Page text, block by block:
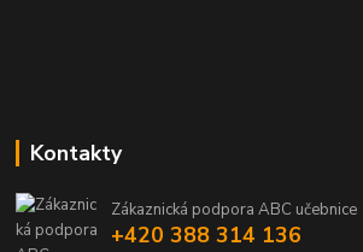
Kontakty
Zákaznická podpora ABC učebnice
+420 388 314 136